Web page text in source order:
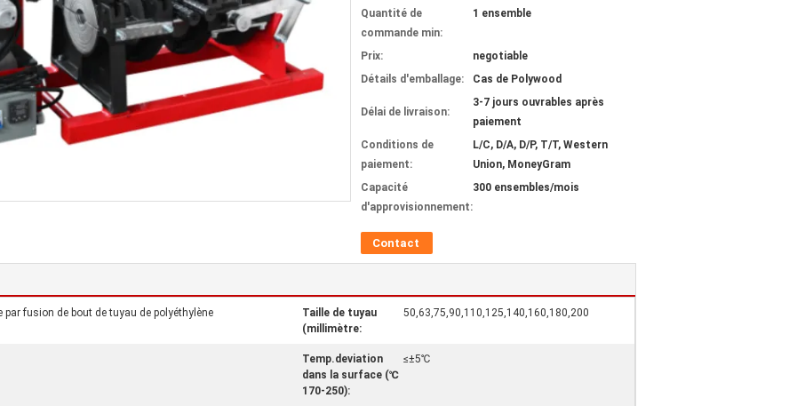
Quantité de
commande min:
1 ensemble
Prix:
negotiable
Détails d'emballage:
Cas de Polywood
Délai de livraison:
3-7 jours ouvrables après
paiement
Conditions de
paiement:
L/C, D/A, D/P, T/T, Western
Union, MoneyGram
Capacité
d'approvisionnement:
300 ensembles/mois
Contact
par fusion de bout de tuyau de polyéthylène
Taille de tuyau
(millimètre:
50,63,75,90,110,125,140,160,180,200
Temp.deviation
dans la surface (℃
170-250):
≤±5℃